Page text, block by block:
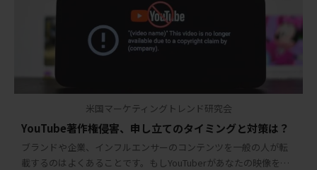
米国マーケティングトレンド研究会
YouTube著作権侵害、申し立てのタイミングと対策は？
ブランドや企業、インフルエンサーのコンテンツを一般の人が転
載するのはよくあることです。もしYouTuberがあなたの映像を無